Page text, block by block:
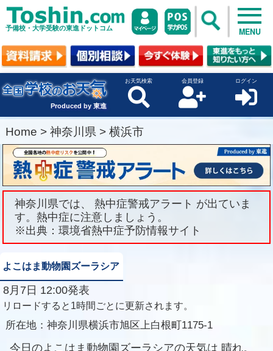
予備校・大学受験の東進ドットコム MENU
Produced by 東進
お天気検索 会員登録 ログイン
Home > 神奈川県 > 横浜市
神奈川県では、 熱中症警戒アラート が出ていま
す。熱中症に注意しましょう。
※出典：環境省熱中症予防情報サイト
よこはま動物園ズーラシア
8月7日 12:00発表
リロードすると1時間ごとに更新されます。
所在地： 神奈川県横浜市旭区上白根町1175-1
今日のよこはま動物園ズーラシアの天気は 晴れ。